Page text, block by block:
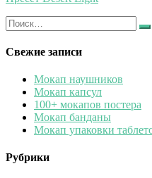
Искать:
Свежие записи
Мокап наушников
Мокап капсул
100+ мокапов постера
Мокап банданы
Мокап упаковки
Рубрики